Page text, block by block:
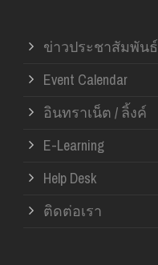
ข่าวประชาสัมพันธ์
Event Calendar
อินทราเน็ต / ลิ้งค์
E-Learning
Help Desk
ติดต่อเรา